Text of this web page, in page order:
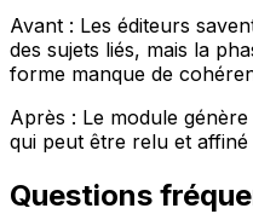
Avant : Les éditeurs
des sujets liés, mais la
forme manque de
Après : Le module
qui peut être relu et
Questions